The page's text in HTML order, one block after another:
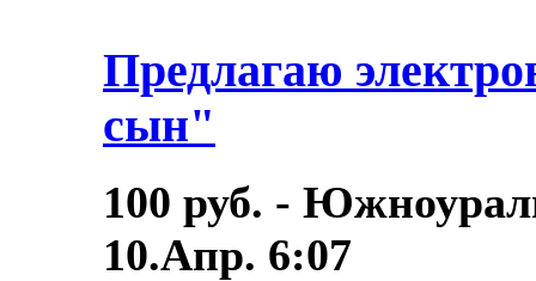
Предлагаю
сын"
100 руб. -
10.Апр. 6:07